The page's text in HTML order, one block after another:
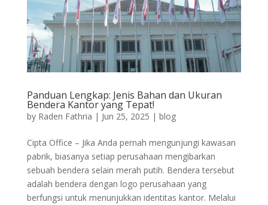
Panduan Lengkap: Jenis Bahan dan Ukuran
Bendera Kantor yang Tepat!
by Raden Fathria | Jun 25, 2025 | blog
Cipta Office – Jika Anda pernah mengunjungi kawasan
pabrik, biasanya setiap perusahaan mengibarkan
sebuah bendera selain merah putih. Bendera tersebut
adalah bendera dengan logo perusahaan yang
berfungsi untuk menunjukkan identitas kantor. Melalui